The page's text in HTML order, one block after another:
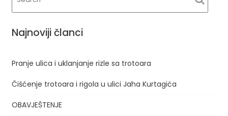
Najnoviji članci
Pranje ulica i uklanjanje rizle sa trotoara
Čišćenje trotoara i rigola u ulici Jaha Kurtagića
OBAVJEŠTENJE